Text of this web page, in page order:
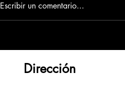
Escribir un comentario...
Dirección